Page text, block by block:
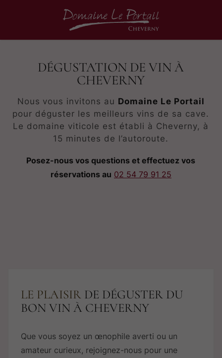
DÉGUSTATION DE VIN À
CHEVERNY
Nous vous invitons au Domaine Le Portail
pour déguster les meilleurs vins de sa cave.
Le domaine viticole est établi à Cheverny, à
15 minutes de l’autoroute.
Posez-nous vos questions et effectuez vos
réservations au 02 54 79 91 25
LE PLAISIR DE DÉGUSTER DU
BON VIN À CHEVERNY
Que vous soyez un œnophile averti ou un
amateur curieux, rejoignez-nous pour une